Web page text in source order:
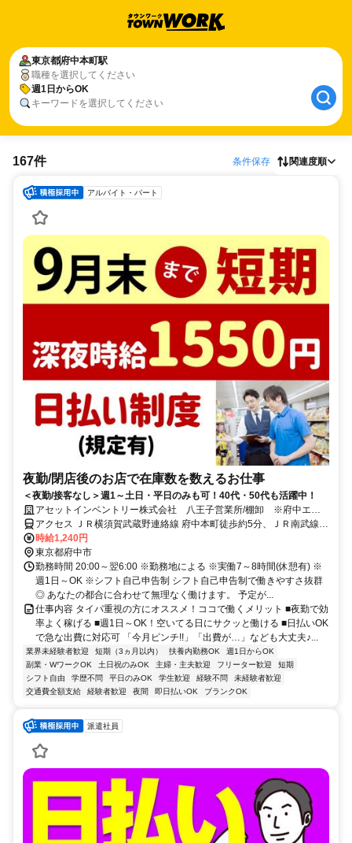
東京都府中本町駅
職種を選択してください
週1日からOK
キーワードを選択してください
167件 条件保存 関連度順
アルバイト・パート
夜勤/閉店後のお店で在庫数を数えるお仕事
＜夜勤/接客なし＞週1～土日・平日のみも可！40代・50代も活躍中！
アセットインベントリー株式会社 八王子営業所/棚卸 ※府中エリ
ア管轄
アクセス ＪＲ横須賀武蔵野連絡線 府中本町徒歩約5分、ＪＲ南武線
府中本町徒歩約5分、ＪＲ武蔵野線 府中本町徒歩約5分 府中市及び近
隣エリア
時給1,240円
東京都府中市
勤務時間 20:00～翌6:00 ※勤務地による ※実働7～8時間(休憩有) ※
週1日～OK ※シフト自己申告制 シフト自己申告制で働きやすさ抜群
◎ あなたの都合に合わせて無理なく働けます。 予定が...
仕事内容 タイパ重視の方にオススメ！ココで働くメリット ■夜勤で効
率よく稼げる ■週1日～OK！空いてる日にサクッと働ける ■日払いOK
で急な出費に対応可 「今月ピンチ!!」「出費が…」なども大丈夫♪...
業界未経験者歓迎 短期（3ヵ月以内） 扶養内勤務OK
週1日からOK
副業・WワークOK
土日祝のみOK 主婦・主夫歓迎 フリーター歓迎
短期
シフト自由
学歴不問 平日のみOK 学生歓迎 経験不問
未経験者歓迎
交通費全額支給
経験者歓迎 夜間 即日払いOK ブランクOK
派遣社員